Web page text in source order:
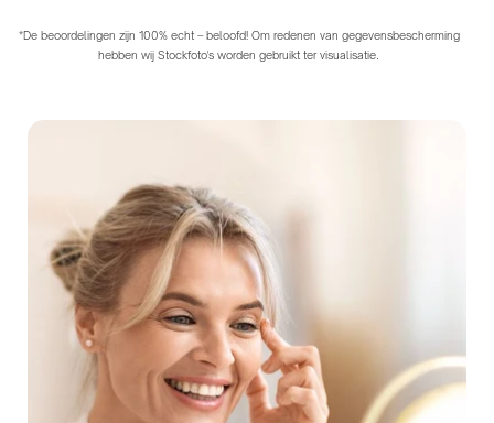
*De beoordelingen zijn 100% echt – beloofd! Om redenen van gegevensbescherming
hebben wij Stockfoto's worden gebruikt ter visualisatie.